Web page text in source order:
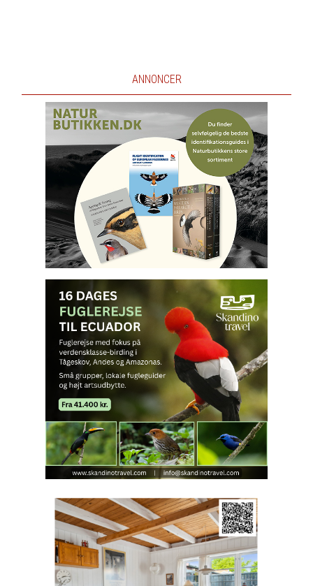
ANNONCER